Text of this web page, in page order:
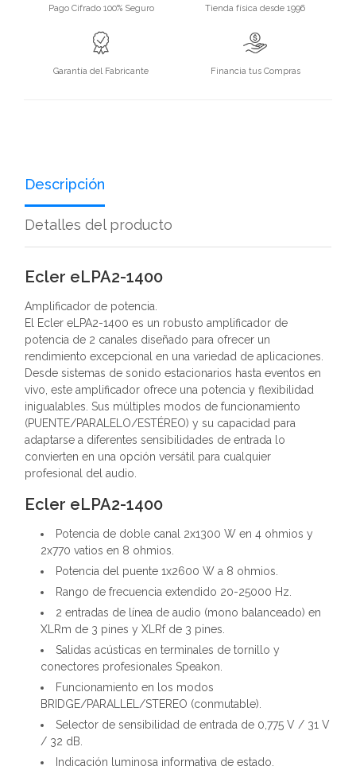
Pago Cifrado 100% Seguro Tienda física desde 1996
Garantía del Fabricante Financia tus Compras
Descripción
Detalles del producto
Ecler eLPA2-1400
Amplificador de potencia.
El Ecler eLPA2-1400 es un robusto amplificador de
potencia de 2 canales diseñado para ofrecer un
rendimiento excepcional en una variedad de aplicaciones.
Desde sistemas de sonido estacionarios hasta eventos en
vivo, este amplificador ofrece una potencia y flexibilidad
inigualables. Sus múltiples modos de funcionamiento
(PUENTE/PARALELO/ESTÉREO) y su capacidad para
adaptarse a diferentes sensibilidades de entrada lo
convierten en una opción versátil para cualquier
profesional del audio.
Ecler eLPA2-1400
Potencia de doble canal 2x1300 W en 4 ohmios y
2x770 vatios en 8 ohmios.
Potencia del puente 1x2600 W a 8 ohmios.
Rango de frecuencia extendido 20-25000 Hz.
2 entradas de línea de audio (mono balanceado) en
XLRm de 3 pines y XLRf de 3 pines.
Salidas acústicas en terminales de tornillo y
conectores profesionales Speakon.
Funcionamiento en los modos
BRIDGE/PARALLEL/STEREO (conmutable).
Selector de sensibilidad de entrada de 0,775 V / 31 V
/ 32 dB.
Indicación luminosa informativa de estado.